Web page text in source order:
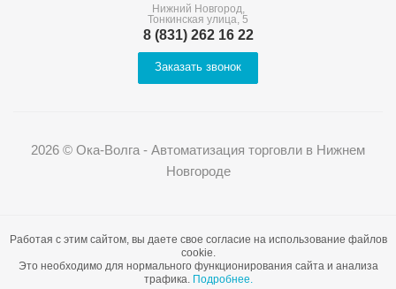
Нижний Новгород,
Тонкинская улица, 5
8 (831) 262 16 22
Заказать звонок
2026 © Ока-Волга - Автоматизация торговли в Нижнем
Новгороде
Работая с этим сайтом, вы даете свое согласие на использование файлов
cookie.
Это необходимо для нормального функционирования сайта и анализа
трафика. Подробнее.